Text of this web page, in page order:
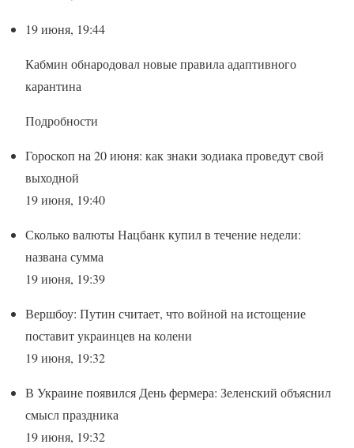
19 июня, 19:44
Кабмин обнародовал новые правила адаптивного
карантина
Подробности
Гороскоп на 20 июня: как знаки зодиака проведут свой
выходной
19 июня, 19:40
Сколько валюты Нацбанк купил в течение недели:
названа сумма
19 июня, 19:39
Вершбоу: Путин считает, что войной на истощение
поставит украинцев на колени
19 июня, 19:32
В Украине появился День фермера: Зеленский объяснил
смысл праздника
19 июня, 19:32